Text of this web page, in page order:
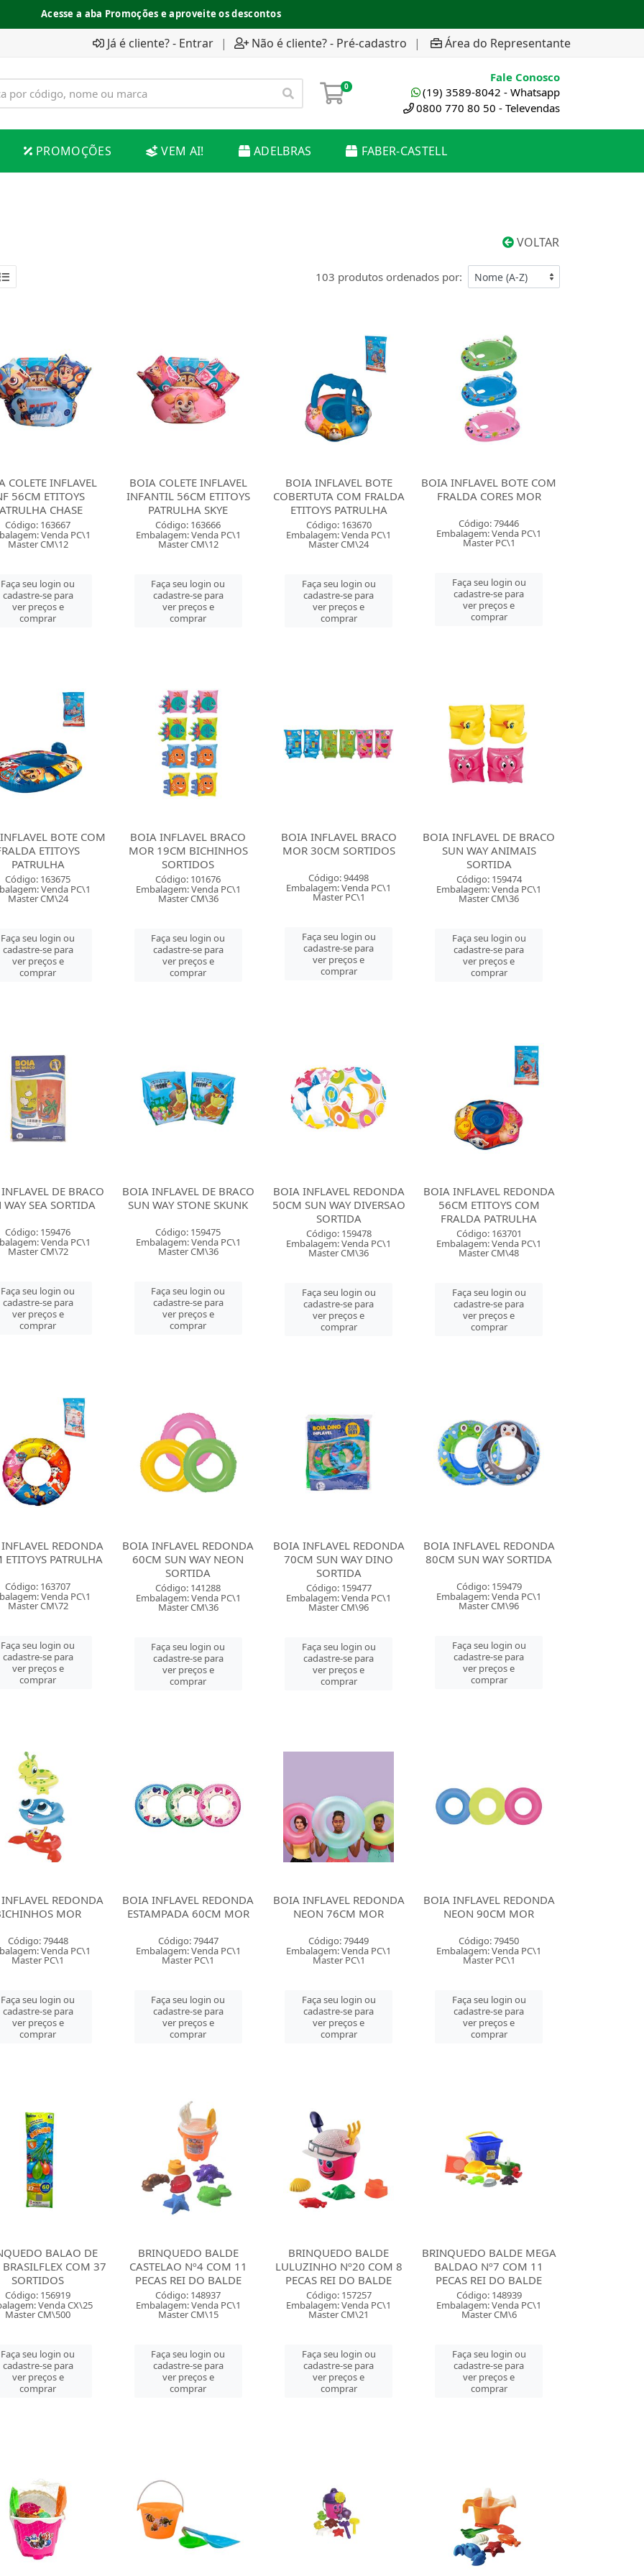
Acesse a aba Promoções e aproveite os descontos
Espaço do Fornecedor disponível no acesso superior
Já é cliente? - Entrar | Não é cliente? - Pré-cadastro | Área do Representante
0
Fale Conosco
(19) 3589-8042 - Whatsapp
0800 770 80 50 - Televendas
PROMOÇÕES VEM AI! ADELBRAS FABER-CASTELL
VOLTAR
103 produtos ordenados por:
COLETE INFLAVEL
56CM ETITOYS
CHASE
Código: 163667
Venda PC\1
Master CM\12
Faça seu login ou
cadastre-se para
ver preços e
comprar
BOIA COLETE INFLAVEL
INFANTIL 56CM ETITOYS
PATRULHA SKYE
Código: 163666
Embalagem: Venda PC\1
Master CM\12
Faça seu login ou
cadastre-se para
ver preços e
comprar
BOIA INFLAVEL BOTE
COBERTUTA COM FRALDA
ETITOYS PATRULHA
Código: 163670
Embalagem: Venda PC\1
Master CM\24
Faça seu login ou
cadastre-se para
ver preços e
comprar
BOIA INFLAVEL BOTE COM
FRALDA CORES MOR
Código: 79446
Embalagem: Venda PC\1
Master PC\1
Faça seu login ou
cadastre-se para
ver preços e
comprar
BOTE COM
ETITOYS
PATRULHA
Código: 163675
Venda PC\1
Master CM\24
Faça seu login ou
cadastre-se para
ver preços e
comprar
BOIA INFLAVEL BRACO
MOR 19CM BICHINHOS
SORTIDOS
Código: 101676
Embalagem: Venda PC\1
Master CM\36
Faça seu login ou
cadastre-se para
ver preços e
comprar
BOIA INFLAVEL BRACO
MOR 30CM SORTIDOS
Código: 94498
Embalagem: Venda PC\1
Master PC\1
Faça seu login ou
cadastre-se para
ver preços e
comprar
BOIA INFLAVEL DE BRACO
SUN WAY ANIMAIS
SORTIDA
Código: 159474
Embalagem: Venda PC\1
Master CM\36
Faça seu login ou
cadastre-se para
ver preços e
comprar
DE BRACO
WAY SEA SORTIDA
Código: 159476
Venda PC\1
Master CM\72
Faça seu login ou
cadastre-se para
ver preços e
comprar
BOIA INFLAVEL DE BRACO
SUN WAY STONE SKUNK
Código: 159475
Embalagem: Venda PC\1
Master CM\36
Faça seu login ou
cadastre-se para
ver preços e
comprar
BOIA INFLAVEL REDONDA
50CM SUN WAY DIVERSAO
SORTIDA
Código: 159478
Embalagem: Venda PC\1
Master CM\36
Faça seu login ou
cadastre-se para
ver preços e
comprar
BOIA INFLAVEL REDONDA
56CM ETITOYS COM
FRALDA PATRULHA
Código: 163701
Embalagem: Venda PC\1
Master CM\48
Faça seu login ou
cadastre-se para
ver preços e
comprar
REDONDA
PATRULHA
Código: 163707
Venda PC\1
Master CM\72
Faça seu login ou
cadastre-se para
ver preços e
comprar
BOIA INFLAVEL REDONDA
60CM SUN WAY NEON
SORTIDA
Código: 141288
Embalagem: Venda PC\1
Master CM\36
Faça seu login ou
cadastre-se para
ver preços e
comprar
BOIA INFLAVEL REDONDA
70CM SUN WAY DINO
SORTIDA
Código: 159477
Embalagem: Venda PC\1
Master CM\96
Faça seu login ou
cadastre-se para
ver preços e
comprar
BOIA INFLAVEL REDONDA
80CM SUN WAY SORTIDA
Código: 159479
Embalagem: Venda PC\1
Master CM\96
Faça seu login ou
cadastre-se para
ver preços e
comprar
REDONDA
MOR
Código: 79448
Venda PC\1
Master PC\1
Faça seu login ou
cadastre-se para
ver preços e
comprar
BOIA INFLAVEL REDONDA
ESTAMPADA 60CM MOR
Código: 79447
Embalagem: Venda PC\1
Master PC\1
Faça seu login ou
cadastre-se para
ver preços e
comprar
BOIA INFLAVEL REDONDA
NEON 76CM MOR
Código: 79449
Embalagem: Venda PC\1
Master PC\1
Faça seu login ou
cadastre-se para
ver preços e
comprar
BOIA INFLAVEL REDONDA
NEON 90CM MOR
Código: 79450
Embalagem: Venda PC\1
Master PC\1
Faça seu login ou
cadastre-se para
ver preços e
comprar
BALAO DE
COM 37
SORTIDOS
Código: 156919
Venda CX\25
Master CM\500
Faça seu login ou
cadastre-se para
ver preços e
comprar
BRINQUEDO BALDE
CASTELAO Nº4 COM 11
PECAS REI DO BALDE
Código: 148937
Embalagem: Venda PC\1
Master CM\15
Faça seu login ou
cadastre-se para
ver preços e
comprar
BRINQUEDO BALDE
LULUZINHO Nº20 COM 8
PECAS REI DO BALDE
Código: 157257
Embalagem: Venda PC\1
Master CM\21
Faça seu login ou
cadastre-se para
ver preços e
comprar
BRINQUEDO BALDE MEGA
BALDAO Nº7 COM 11
PECAS REI DO BALDE
Código: 148939
Embalagem: Venda PC\1
Master CM\6
Faça seu login ou
cadastre-se para
ver preços e
comprar